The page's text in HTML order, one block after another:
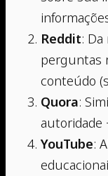
Reddit:
perguntas
conteúdo
Quora:
autoridade
YouTube: